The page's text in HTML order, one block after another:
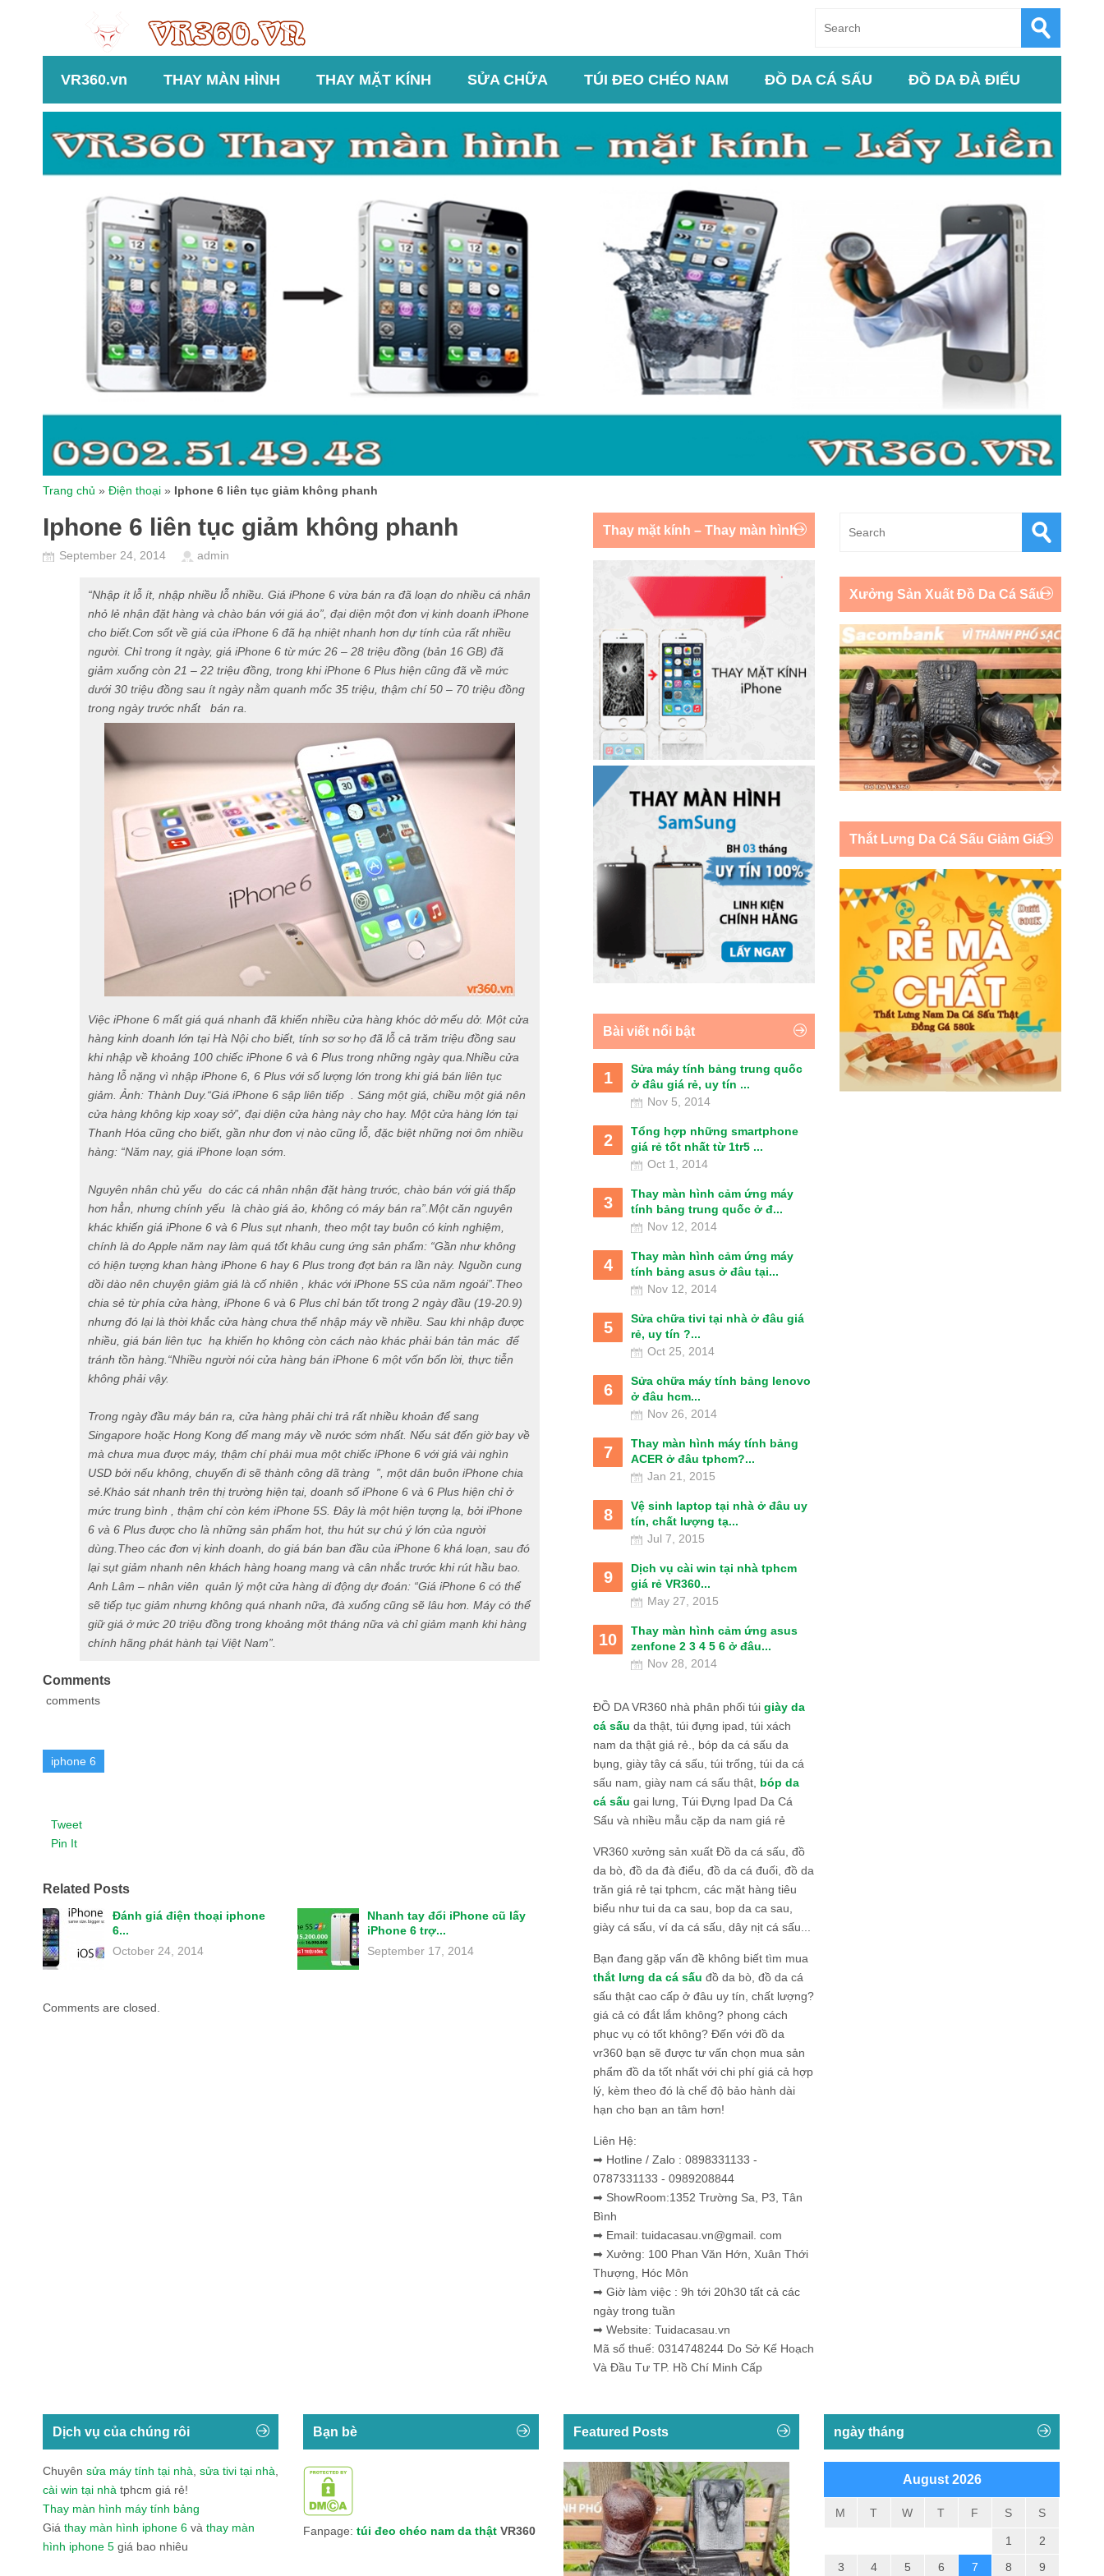
VR360.vn THAY MÀN HÌNH THAY MẶT KÍNH SỬA CHỮA TÚI ĐEO CHÉO NAM ĐỒ DA CÁ SẤU ĐỒ DA ĐÀ ĐIỂU
Trang chủ » Điện thoại » Iphone 6 liên tục giảm không phanh
Iphone 6 liên tục giảm không phanh
September 24, 2014 admin
“Nhập ít lỗ ít, nhập nhiều lỗ nhiều. Giá iPhone 6 vừa bán ra đã loạn do nhiều cá nhân
nhỏ lẻ nhận đặt hàng và chào bán với giá ảo”, đại diện một đơn vị kinh doanh iPhone
cho biết.Cơn sốt về giá của iPhone 6 đã hạ nhiệt nhanh hơn dự tính của rất nhiều
người. Chỉ trong ít ngày, giá iPhone 6 từ mức 26 – 28 triệu đồng (bản 16 GB) đã
giảm xuống còn 21 – 22 triệu đồng, trong khi iPhone 6 Plus hiện cũng đã về mức
dưới 30 triệu đồng sau ít ngày nằm quanh mốc 35 triệu, thậm chí 50 – 70 triệu đồng
trong ngày trước nhất bán ra.
Việc iPhone 6 mất giá quá nhanh đã khiến nhiều cửa hàng khóc dở mếu dở. Một cửa
hàng kinh doanh lớn tại Hà Nội cho biết, tính sơ sơ họ đã lỗ cả trăm triệu đồng sau
khi nhập về khoảng 100 chiếc iPhone 6 và 6 Plus trong những ngày qua.Nhiều cửa
hàng lỗ nặng vì nhập iPhone 6, 6 Plus với số lượng lớn trong khi giá bán liên tục
giảm. Ảnh: Thành Duy.“Giá iPhone 6 sập liên tiếp . Sáng một giá, chiều một giá nên
cửa hàng không kịp xoay sở”, đại diện cửa hàng này cho hay. Một cửa hàng lớn tại
Thanh Hóa cũng cho biết, gần như đơn vị nào cũng lỗ, đặc biệt những nơi ôm nhiều
hàng: “Năm nay, giá iPhone loạn sớm.
Nguyên nhân chủ yếu do các cá nhân nhận đặt hàng trước, chào bán với giá thấp
hơn hẳn, nhưng chính yếu là chào giá ảo, không có máy bán ra”.Một căn nguyên
khác khiến giá iPhone 6 và 6 Plus sụt nhanh, theo một tay buôn có kinh nghiệm,
chính là do Apple năm nay làm quá tốt khâu cung ứng sản phẩm: “Gần như không
có hiện tượng khan hàng iPhone 6 hay 6 Plus trong đợt bán ra lần này. Nguồn cung
dồi dào nên chuyện giảm giá là cố nhiên , khác với iPhone 5S của năm ngoái”.Theo
chia sẻ từ phía cửa hàng, iPhone 6 và 6 Plus chỉ bán tốt trong 2 ngày đầu (19-20.9)
nhưng đó lại là thời khắc cửa hàng chưa thể nhập máy về nhiều. Sau khi nhập được
nhiều, giá bán liên tục hạ khiến họ không còn cách nào khác phải bán tản mác để
tránh tồn hàng.“Nhiều người nói cửa hàng bán iPhone 6 một vốn bốn lời, thực tiễn
không phải vậy.
Trong ngày đầu máy bán ra, cửa hàng phải chi trả rất nhiều khoản để sang
Singapore hoặc Hong Kong để mang máy về nước sớm nhất. Nếu sát đến giờ bay về
mà chưa mua được máy, thậm chí phải mua một chiếc iPhone 6 với giá vài nghìn
USD bởi nếu không, chuyến đi sẽ thành công dã tràng ”, một dân buôn iPhone chia
sẻ.Khảo sát nhanh trên thị trường hiện tại, doanh số iPhone 6 và 6 Plus hiện chỉ ở
mức trung bình , thậm chí còn kém iPhone 5S. Đây là một hiện tượng lạ, bởi iPhone
6 và 6 Plus được cho là những sản phẩm hot, thu hút sự chú ý lớn của người
dùng.Theo các đơn vị kinh doanh, do giá bán ban đầu của iPhone 6 khá loạn, sau đó
lại sụt giảm nhanh nên khách hàng hoang mang và cân nhắc trước khi rút hầu bao.
Anh Lâm – nhân viên quản lý một cửa hàng di động dự đoán: “Giá iPhone 6 có thể
sẽ tiếp tục giảm nhưng không quá nhanh nữa, đà xuống cũng sẽ lâu hơn. Máy có thể
giữ giá ở mức 20 triệu đồng trong khoảng một tháng nữa và chỉ giảm mạnh khi hàng
chính hãng phát hành tại Việt Nam”.
Comments
comments
iphone 6
Tweet
Pin It
Related Posts
Đánh giá điện thoại iphone
6...
October 24, 2014
Nhanh tay đổi iPhone cũ lấy
iPhone 6 trợ...
September 17, 2014
Comments are closed.
Thay mặt kính – Thay màn hình
Bài viết nổi bật
1
Sửa máy tính bảng trung quốc
ở đâu giá rẻ, uy tín ...
Nov 5, 2014
2
Tổng hợp những smartphone
giá rẻ tốt nhất từ 1tr5 ...
Oct 1, 2014
3
Thay màn hình cảm ứng máy
tính bảng trung quốc ở đ...
Nov 12, 2014
4
Thay màn hình cảm ứng máy
tính bảng asus ở đâu tại...
Nov 12, 2014
5
Sửa chữa tivi tại nhà ở đâu giá
rẻ, uy tín ?...
Oct 25, 2014
6
Sửa chữa máy tính bảng lenovo
ở đâu hcm...
Nov 26, 2014
7
Thay màn hình máy tính bảng
ACER ở đâu tphcm?...
Jan 21, 2015
8
Vệ sinh laptop tại nhà ở đâu uy
tín, chất lượng tạ...
Jul 7, 2015
9
Dịch vụ cài win tại nhà tphcm
giá rẻ VR360...
May 27, 2015
10
Thay màn hình cảm ứng asus
zenfone 2 3 4 5 6 ở đâu...
Nov 28, 2014
ĐỒ DA VR360 nhà phân phối túi giày da
cá sấu da thật, túi đựng ipad, túi xách
nam da thật giá rẻ., bóp da cá sấu da
bụng, giày tây cá sấu, túi trống, túi da cá
sấu nam, giày nam cá sấu thật, bóp da
cá sấu gai lưng, Túi Đựng Ipad Da Cá
Sấu và nhiều mẫu cặp da nam giá rẻ
VR360 xưởng sản xuất Đồ da cá sấu, đồ
da bò, đồ da đà điểu, đồ da cá đuối, đồ da
trăn giá rẻ tại tphcm, các mặt hàng tiêu
biểu như tui da ca sau, bop da ca sau,
giày cá sấu, ví da cá sấu, dây nịt cá sấu...
Bạn đang gặp vấn đề không biết tìm mua
thắt lưng da cá sấu đồ da bò, đồ da cá
sấu thật cao cấp ở đâu uy tín, chất lượng?
giá cả có đắt lắm không? phong cách
phục vụ có tốt không? Đến với đồ da
vr360 bạn sẽ được tư vấn chọn mua sản
phẩm đồ da tốt nhất với chi phí giá cả hợp
lý, kèm theo đó là chế độ bảo hành dài
hạn cho bạn an tâm hơn!
Liên Hệ:
➡ Hotline / Zalo : 0898331133 -
0787331133 - 0989208844
➡ ShowRoom:1352 Trường Sa, P3, Tân
Bình
➡ Email: tuidacasau.vn@gmail. com
➡ Xưởng: 100 Phan Văn Hớn, Xuân Thới
Thượng, Hóc Môn
➡ Giờ làm việc : 9h tới 20h30 tất cả các
ngày trong tuần
➡ Website: Tuidacasau.vn
Mã số thuế: 0314748244 Do Sở Kế Hoạch
Và Đầu Tư TP. Hồ Chí Minh Cấp
Xưởng Sản Xuất Đồ Da Cá Sấu
Thắt Lưng Da Cá Sấu Giảm Giá
Dịch vụ của chúng rôi
Chuyên sửa máy tính tại nhà sửa tivi tại nhà
cài win tại nhà tphcm giá rẻ!
Thay màn hình máy tính bảng
Giá thay màn hình iphone 6 và thay màn
hình iphone 5 giá bao nhiêu
Bạn bè
Fanpage: túi đeo chéo nam da thật VR360
Featured Posts ngày tháng
August 2026
M T W T F S S
1
2
3
4 5 6 7 8 9